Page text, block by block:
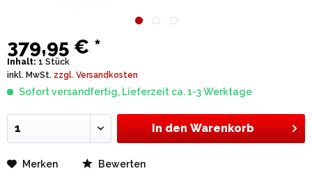
379,95 € *
Inhalt: 1 Stück
inkl. MwSt. zzgl. Versandkosten
Sofort versandfertig, Lieferzeit ca. 1-3 Werktage
In den Warenkorb
Merken Bewerten